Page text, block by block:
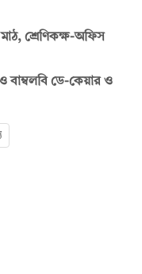
শ্রেণিকক্ষ-অফিস
বাম্বলবি ডে-কেয়ার ও